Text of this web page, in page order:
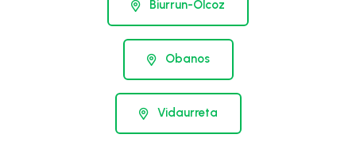
Biurrun-Olcoz
Obanos
Vidaurreta